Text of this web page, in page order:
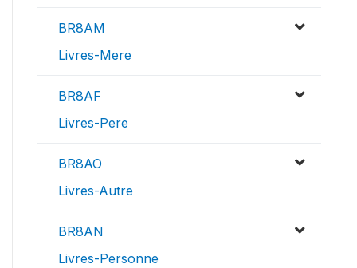
BR8AM
Livres-Mere
BR8AF
Livres-Pere
BR8AO
Livres-Autre
BR8AN
Livres-Personne